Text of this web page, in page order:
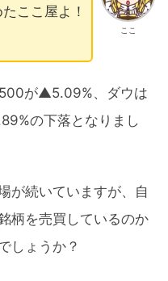
ここ
ここ屋よ！
が▲5.09%、ダウは
の下落となりまし
が続いていますが、自
柄を売買しているのか
しょうか？